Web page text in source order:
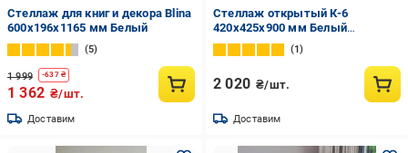
Стеллаж для книг и декора Blina
600х196х1165 мм Белый
5
1 999 -637₴
1 362 ₴/шт.
Доставим
Стеллаж открытый К-6
420х425х900 мм Белый
(18040025)
1
2 020 ₴/шт.
Доставим